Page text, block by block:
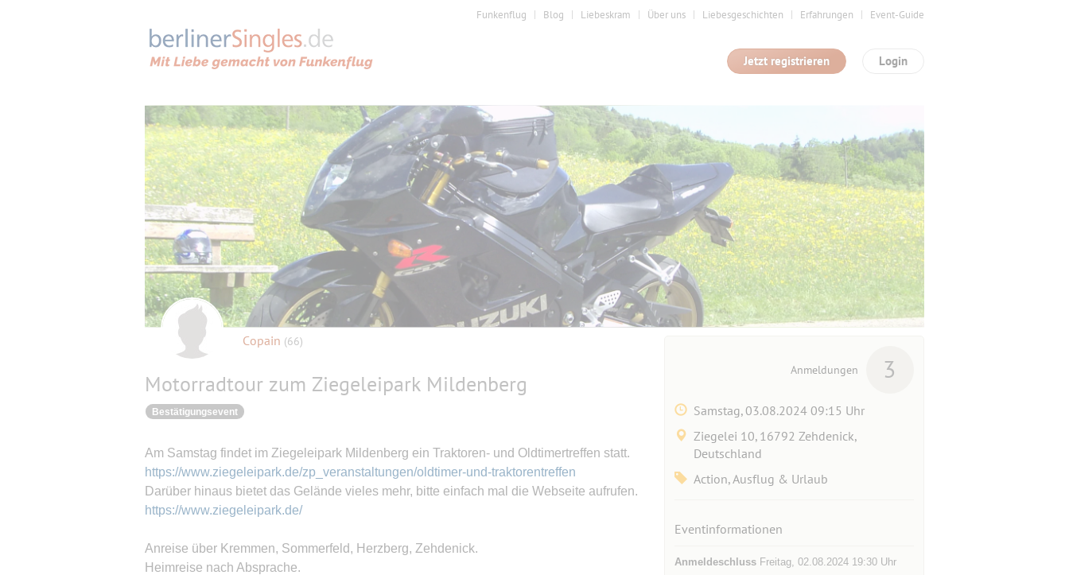
Funkenflug Blog Liebeskram Über uns Liebesgeschichten Erfahrungen Event-Guide
Login
Jetzt registrieren
Copain (66)
Motorradtour zum Ziegeleipark Mildenberg
Bestätigungsevent
Am Samstag findet im Ziegeleipark Mildenberg ein Traktoren- und Oldtimertreffen statt.
https://www.ziegeleipark.de/zp_veranstaltungen/oldtimer-und-traktorentreffen
Darüber hinaus bietet das Gelände vieles mehr, bitte einfach mal die Webseite aufrufen.
https://www.ziegeleipark.de/
Anreise über Kremmen, Sommerfeld, Herzberg, Zehdenick.
Heimreise nach Absprache.
Anmeldungen 3
Samstag, 03.08.2024 09:15 Uhr
Ziegelei 10, 16792 Zehdenick,
Deutschland
Action, Ausflug & Urlaub
Eventinformationen
AnmeldeschlussFreitag, 02.08.2024 19:30 Uhr